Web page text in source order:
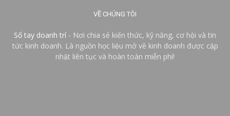
VỀ CHÚNG TÔI
Sổ tay doanh trí - Nơi chia sẻ kiến thức, kỹ năng, cơ hội và tin
tức kinh doanh. Là nguồn học liệu mở về kinh doanh được cập
nhật liên tục và hoàn toàn miễn phí!